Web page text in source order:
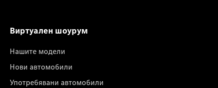
Виртуален шоурум
Нашите модели
Нови автомобили
Употребявани автомобили